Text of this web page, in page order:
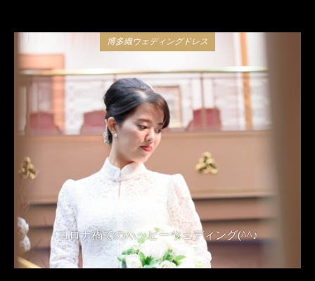
博多織ウェディングドレス
コロナ禍でのハッピーウェディング(^^♪
2021年4月24日